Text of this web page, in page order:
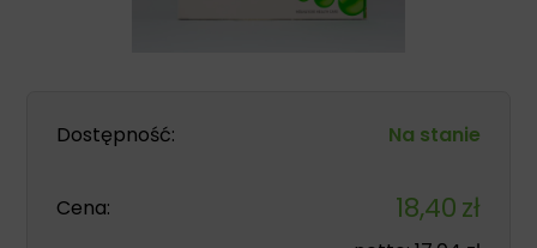
Dostępność: Na stanie
Cena: 18,40zł